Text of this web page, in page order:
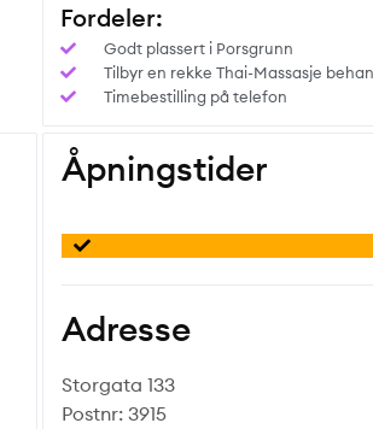
Fordeler:
Godt plassert i Porsgrunn
Tilbyr en rekke Thai-Massasje
Timebestilling på telefon
Åpningstider
Adresse
Storgata 133
Postnr: 3915